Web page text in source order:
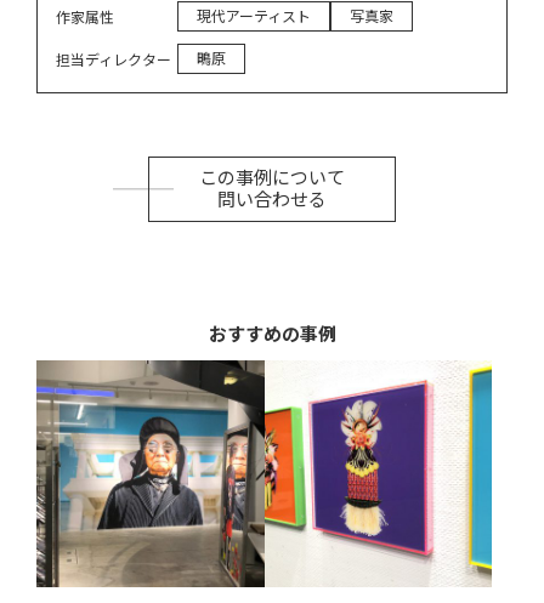
作家属性 現代アーティスト 写真家
担当ディレクター 鴫原
この事例について
問い合わせる
おすすめの事例